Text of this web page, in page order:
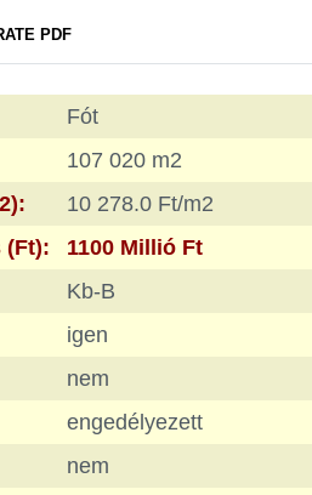
PDF
Fót
107 020 m2
10 278.0 Ft/m2
(Ft):
1100 Millió Ft
Kb-B
igen
nem
engedélyezett
nem